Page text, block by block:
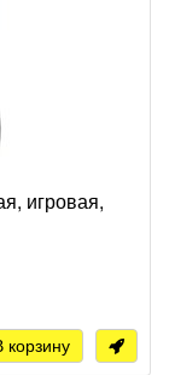
игровая,
корзину